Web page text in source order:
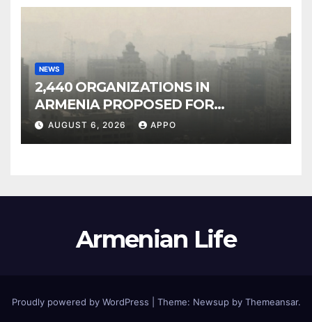
NEWS
2,440 ORGANIZATIONS IN
ARMENIA PROPOSED FOR
INCLUSION IN LIST OF AIR
AUGUST 6, 2026 APPO
Armenian Life
Proudly powered by WordPress Theme: Newsup by Themeansar.